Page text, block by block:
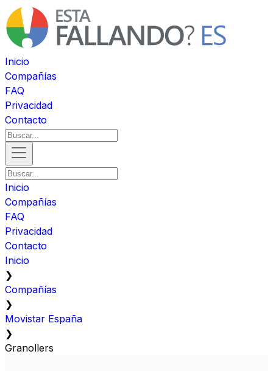
Inicio
Compañías
FAQ
Privacidad
Contacto
Inicio
Compañías
FAQ
Privacidad
Contacto
Inicio
❯
Compañías
❯
Movistar España
❯
Granollers